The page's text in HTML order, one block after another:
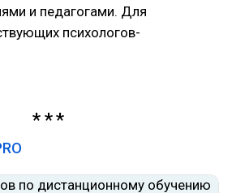
и педагогами. Для
психологов-